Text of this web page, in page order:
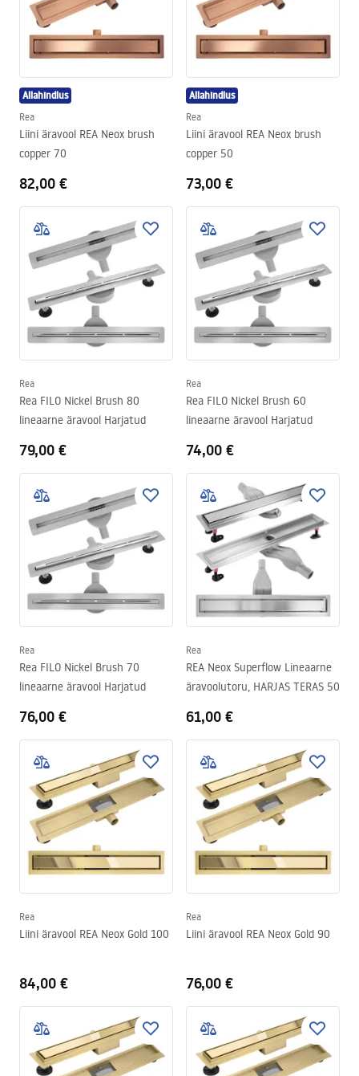
Allahindlus
Rea
Liini äravool REA Neox brush
copper 70
82,00 €
Allahindlus
Rea
Liini äravool REA Neox brush
copper 50
73,00 €
Rea
Rea FILO Nickel Brush 80
lineaarne äravool Harjatud
79,00 €
Rea
Rea FILO Nickel Brush 60
lineaarne äravool Harjatud
74,00 €
Rea
Rea FILO Nickel Brush 70
lineaarne äravool Harjatud
76,00 €
Rea
REA Neox Superflow Lineaarne
äravoolutoru, HARJAS TERAS 50
61,00 €
Rea
Liini äravool REA Neox Gold 100
84,00 €
Rea
Liini äravool REA Neox Gold 90
76,00 €